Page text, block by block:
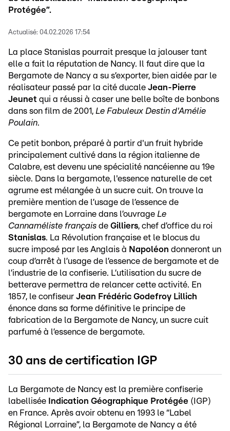
Protégée”.
Actualisé: 04.02.2026 17:54
La place Stanislas pourrait presque la jalouser tant
elle a fait la réputation de Nancy. Il faut dire que la
Bergamote de Nancy a su s’exporter, bien aidée par le
réalisateur passé par la cité ducale Jean-Pierre
Jeunet qui a réussi à caser une belle boîte de bonbons
dans son film de 2001, Le Fabuleux Destin d'Amélie
Poulain.
Ce petit bonbon, préparé à partir d'un fruit hybride
principalement cultivé dans la région italienne de
Calabre, est devenu une spécialité nancéienne au 19e
siècle. Dans la bergamote, l'essence naturelle de cet
agrume est mélangée à un sucre cuit. On trouve la
première mention de l’usage de l’essence de
bergamote en Lorraine dans l’ouvrage Le
Cannaméliste français de Gilliers, chef d’office du roi
Stanislas. La Révolution française et le blocus du
sucre imposé par les Anglais à Napoléon donneront un
coup d’arrêt à l’usage de l’essence de bergamote et de
l’industrie de la confiserie. L’utilisation du sucre de
betterave permettra de relancer cette activité. En
1857, le confiseur Jean Frédéric Godefroy Lillich
énonce dans sa forme définitive le principe de
fabrication de la Bergamote de Nancy, un sucre cuit
parfumé à l’essence de bergamote.
30 ans de certification IGP
La Bergamote de Nancy est la première confiserie
labellisée Indication Géographique Protégée (IGP)
en France. Après avoir obtenu en 1993 le “Label
Régional Lorraine”, la Bergamote de Nancy a été